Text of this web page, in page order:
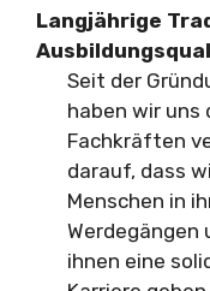
Langjährige
Seit der
haben wir uns
Fachkräften
darauf, dass
Menschen in
ihnen eine